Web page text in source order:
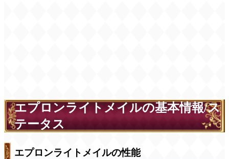
エプロンライトメイルの基本情報/ス
テータス
エプロンライトメイルの性能